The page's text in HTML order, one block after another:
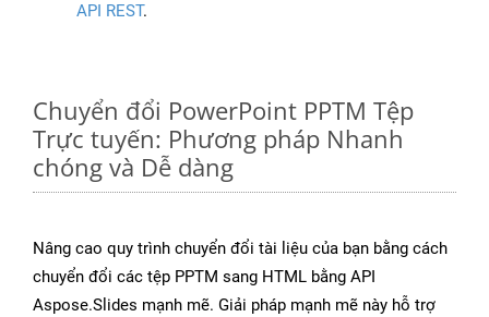
API REST.
Chuyển đổi PowerPoint PPTM Tệp
Trực tuyến: Phương pháp Nhanh
chóng và Dễ dàng
Nâng cao quy trình chuyển đổi tài liệu của bạn bằng cách
chuyển đổi các tệp PPTM sang HTML bằng API
Aspose.Slides mạnh mẽ. Giải pháp mạnh mẽ này hỗ trợ